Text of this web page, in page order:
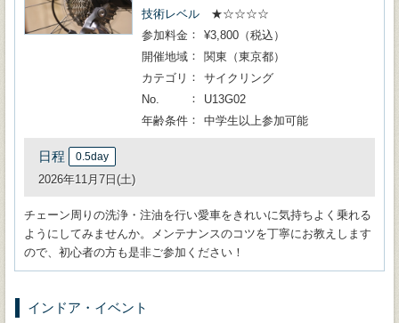
技術レベル
★☆☆☆☆
参加料金
¥3,800（税込）
開催地域
関東（東京都）
カテゴリ
サイクリング
No.
U13G02
年齢条件
中学生以上参加可能
日程 0.5day
2026年11月7日(土)
チェーン周りの洗浄・注油を行い愛車をきれいに気持ちよく乗れる
ようにしてみませんか。メンテナンスのコツを丁寧にお教えします
ので、初心者の方も是非ご参加ください！
インドア・イベント